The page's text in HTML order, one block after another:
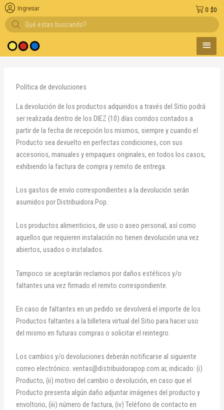
Búsqueda
de
productos
de pago
$0
0
Ingresar
MENÚ
Política de devoluciones
La devolución de los productos adquiridos a través del Sitio podrá
ser realizada dentro de los DIEZ (10) días corridos contados a
partir de la fecha de recepción los mismos, siempre y cuando el
Producto sea devuelto en perfectas condiciones, con sus
accesorios, manuales y empaques originales, en todos los casos,
exhibiendo la factura de compra y remito de entrega.
Los gastos de envío correspondientes a la devolución serán
asumidos por Distribuidora Pop.
Los productos alimenticios, de uso o aseo personal, así como
aquellos que requieren instalación no tienen devolución una vez
abiertos, usados o instalados.
Tampoco se aceptarán reclamos por daños estéticos y/o
faltantes una vez firmado el remito correspondiente.
En caso de faltantes en un pedido se devolverá el importe de los
Productos faltantes a la billetera virtual del Sitio para hacer uso
del mismo en futuras compras o solicitar el reintegro.
Los cambios y/o devoluciones deberán notificarse al siguiente
correo electrónico:ventas@distribuidorapop.com.ar, indicado: (i)
Producto, (ii) motivo del cambio o devolución, en caso que el
Producto presenta algún daño adjuntar imágenes del producto y
envoltorio, (iii) número de factura, (iv) Teléfono de contacto en